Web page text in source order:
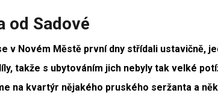
od Sadové
v Novém Městě první dny střídali ustavičně,
takže s ubytováním jich nebyly tak velké
na kvartýr nějakého pruského seržanta a